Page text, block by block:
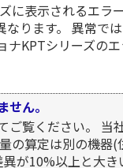
に表示されるエラ
ります。 異常で
KPTシリーズの
ん。
ご覧ください。 当
の算定は別の機器
が10%以上と大